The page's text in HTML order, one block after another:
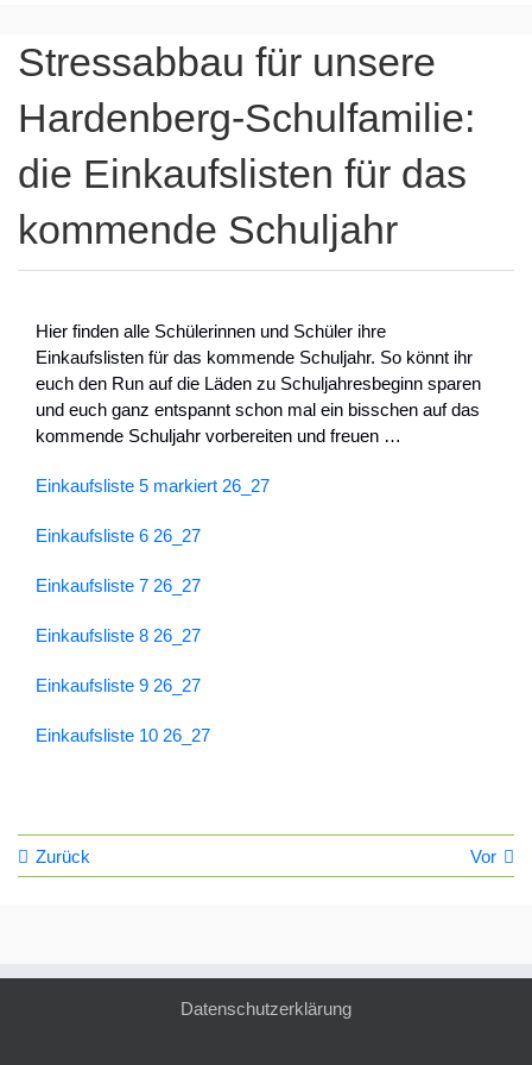
Stressabbau für unsere
Hardenberg-Schulfamilie:
die Einkaufslisten für das
kommende Schuljahr
Hier finden alle Schülerinnen und Schüler ihre
Einkaufslisten für das kommende Schuljahr. So könnt ihr
euch den Run auf die Läden zu Schuljahresbeginn sparen
und euch ganz entspannt schon mal ein bisschen auf das
kommende Schuljahr vorbereiten und freuen …
Einkaufsliste 5 markiert 26_27
Einkaufsliste 6 26_27
Einkaufsliste 7 26_27
Einkaufsliste 8 26_27
Einkaufsliste 9 26_27
Einkaufsliste 10 26_27
Zurück Vor
Datenschutzerklärung